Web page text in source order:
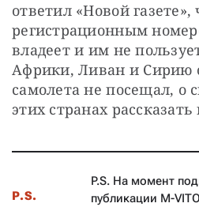
ответил «Новой
регистрационным
владеет и им не
Африки, Ливан и Сирию
самолета не посещал, о
этих странах
P.S.
P.S. На момент
публикации M-